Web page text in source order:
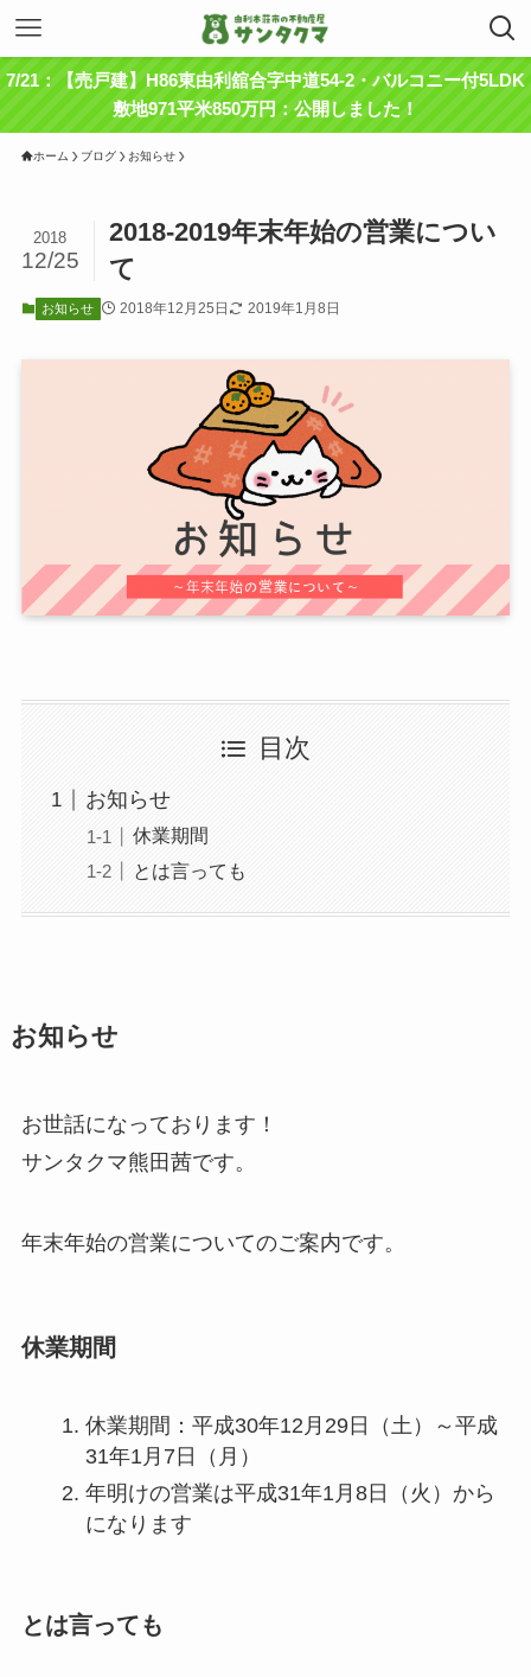
7/21：【売戸建】H86東由利舘合字中道54-2・バルコニー付5LDK
敷地971平米850万円：公開しました！
ホーム ブログ お知らせ
2018-2019年末年始の営業につい
て
2018
12/25
お知らせ 2018年12月25日 2019年1月8日
目次
お知らせ
休業期間
とは言っても
お知らせ
お世話になっております！
サンタクマ熊田茜です。
年末年始の営業についてのご案内です。
休業期間
休業期間：平成30年12月29日（土）～平成
31年1月7日（月）
年明けの営業は平成31年1月8日（火）から
になります
とは言っても